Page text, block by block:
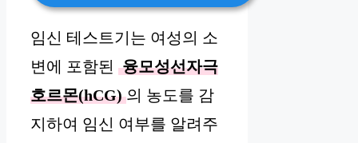
임신 테스트기는 여성의 소
변에 포함된
융모성선자극
호르몬(hCG) 의 농도를 감
지하여 임신 여부를 알려주